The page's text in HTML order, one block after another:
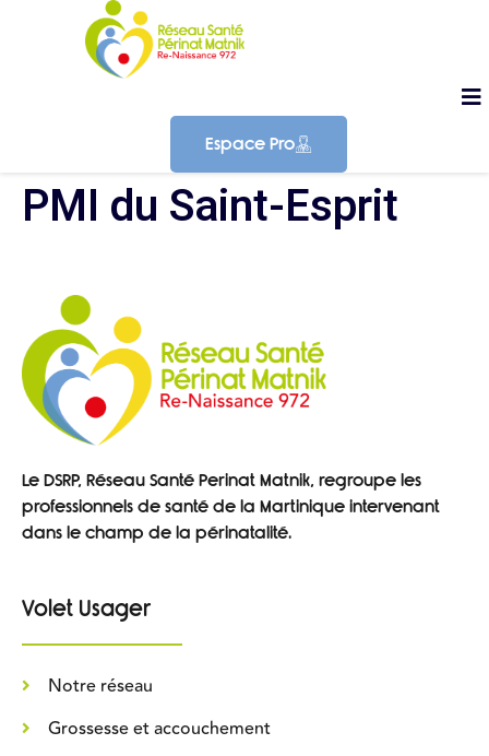
Espace Pro
PMI du Saint-Esprit
Le DSRP, Réseau Santé Perinat Matnik, regroupe les
professionnels de santé de la Martinique intervenant
dans le champ de la périnatalité.
Volet Usager
Notre réseau
Grossesse et accouchement